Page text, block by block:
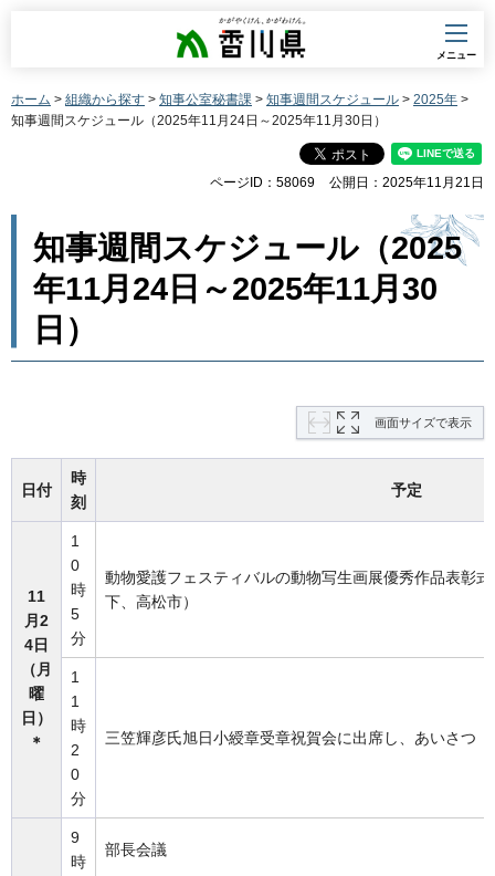
香川県
メニュー
ホーム > 組織から探す > 知事公室秘書課 > 知事週間スケジュール > 2025年 >
知事週間スケジュール（2025年11月24日～2025年11月30日）
ページID：58069 公開日：2025年11月21日
知事週間スケジュール（2025
年11月24日～2025年11月30
日）
画面サイズで表示
日付
時
刻
予定
11
月2
4日
（月
曜
日）
＊
1
0
時
5
分
動物愛護フェスティバルの動物写生画展優秀作品表彰
下、高松市）
1
1
時
2
0
分
三笠輝彦氏旭日小綬章受章祝賀会に出席し、あいさつ
9
時
部長会議